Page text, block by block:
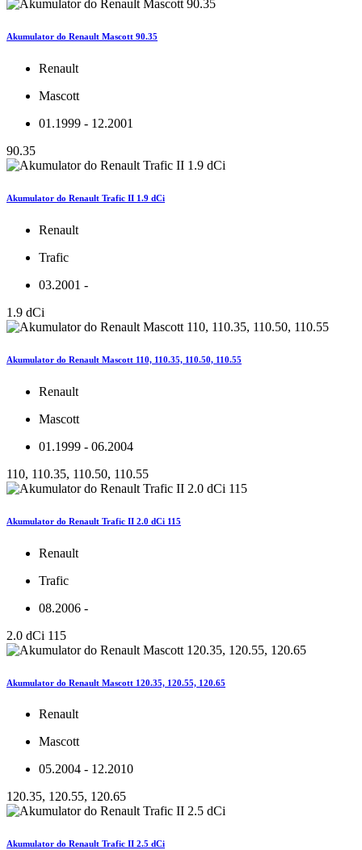
Akumulator do Renault Mascott 90.35
Renault
Mascott
01.1999 - 12.2001
90.35
Akumulator do Renault Trafic II 1.9 dCi
Renault
Trafic
03.2001 -
1.9 dCi
Akumulator do Renault Mascott 110, 110.35, 110.50, 110.55
Renault
Mascott
01.1999 - 06.2004
110, 110.35, 110.50, 110.55
Akumulator do Renault Trafic II 2.0 dCi 115
Renault
Trafic
08.2006 -
2.0 dCi 115
Akumulator do Renault Mascott 120.35, 120.55, 120.65
Renault
Mascott
05.2004 - 12.2010
120.35, 120.55, 120.65
Akumulator do Renault Trafic II 2.5 dCi